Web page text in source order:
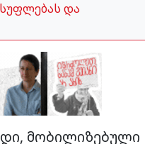
და
მობილიზებული